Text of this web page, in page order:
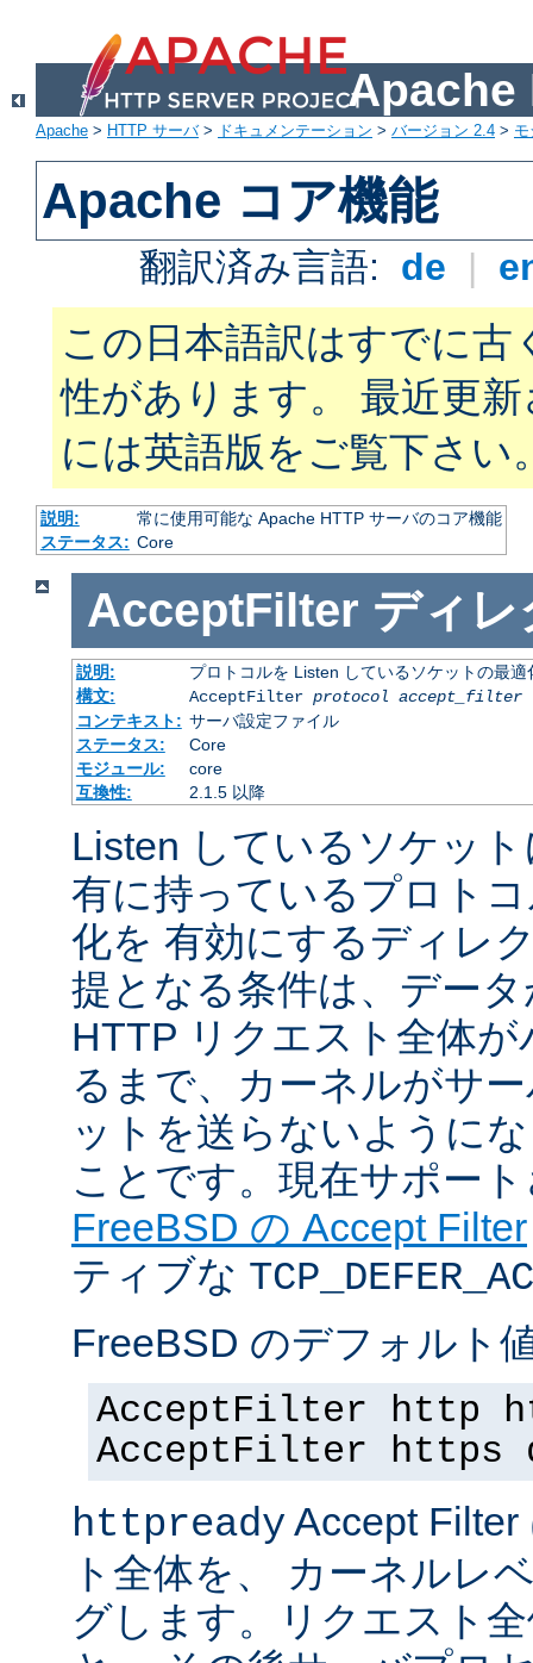
Apache
Apache > HTTP サーバ> ドキュメンテーション > バージョン 2.4 >
Apache コア機能
翻訳済み言語: de |
この日本語訳はすでに古
性があります。 最近更
には英語版をご覧下さい
説明:
常に使用可能な Apache HTTP サーバのコア機能
ステータス: Core
AcceptFilter ディレ
説明:
プロトコルを Listen しているソケットの最適
構文:
AcceptFilter protocol accept_filter
コンテキスト: サーバ設定ファイル
ステータス:
Core
モジュール:
core
互換性:
2.1.5 以降
Listen しているソケッ
有に持っているプロト
化を 有効にするディレ
提となる条件は、デー
HTTP リクエスト全体
るまで、カーネルがサ
ットを送らないように
ことです。現在サポー
FreeBSD の Accept Filter
ティブな
FreeBSD のデフォルト
AcceptFilter http
AcceptFilter https
httpready Accept
ト全体を、 カーネルレ
グします。リクエスト